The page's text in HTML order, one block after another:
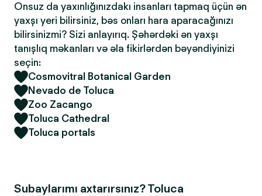
Onsuz da yaxınlığınızdakı insanları tapmaq üçün ən
yaxşı yeri bilirsiniz, bəs onları hara aparacağınızı
bilirsinizmi? Sizi anlayırıq. Şəhərdəki ən yaxşı
tanışlıq məkanları və əla fikirlərdən bəyəndiyinizi
seçin:
Cosmovitral Botanical Garden
Nevado de Toluca
Zoo Zacango
Toluca Cathedral
Toluca portals
Subaylarımı axtarırsınız? Toluca